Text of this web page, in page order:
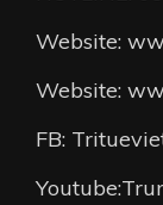
Website:
Website:
FB: